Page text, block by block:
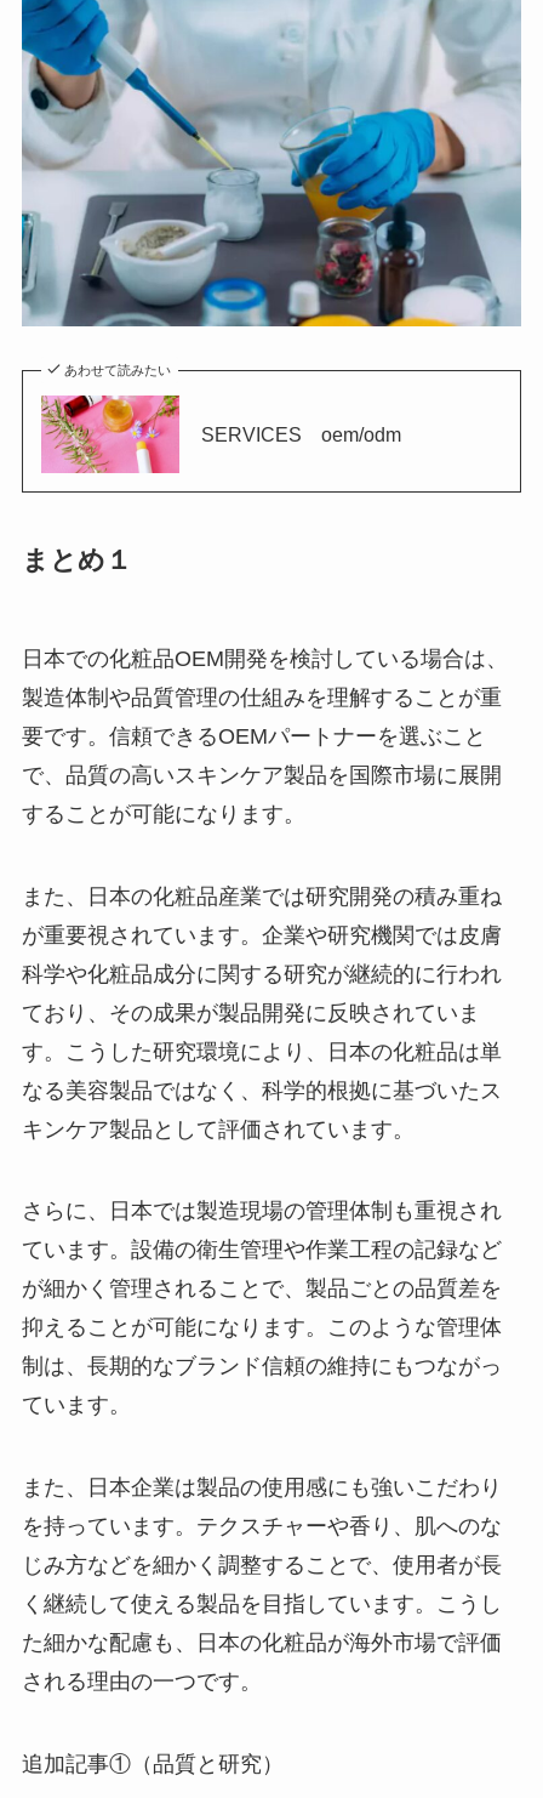
あわせて読みたい
SERVICES oem/odm
まとめ１
日本での化粧品OEM開発を検討している場合は、
製造体制や品質管理の仕組みを理解することが重
要です。信頼できるOEMパートナーを選ぶこと
で、品質の高いスキンケア製品を国際市場に展開
することが可能になります。
また、日本の化粧品産業では研究開発の積み重ね
が重要視されています。企業や研究機関では皮膚
科学や化粧品成分に関する研究が継続的に行われ
ており、その成果が製品開発に反映されていま
す。こうした研究環境により、日本の化粧品は単
なる美容製品ではなく、科学的根拠に基づいたス
キンケア製品として評価されています。
さらに、日本では製造現場の管理体制も重視され
ています。設備の衛生管理や作業工程の記録など
が細かく管理されることで、製品ごとの品質差を
抑えることが可能になります。このような管理体
制は、長期的なブランド信頼の維持にもつながっ
ています。
また、日本企業は製品の使用感にも強いこだわり
を持っています。テクスチャーや香り、肌へのな
じみ方などを細かく調整することで、使用者が長
く継続して使える製品を目指しています。こうし
た細かな配慮も、日本の化粧品が海外市場で評価
される理由の一つです。
追加記事①（品質と研究）